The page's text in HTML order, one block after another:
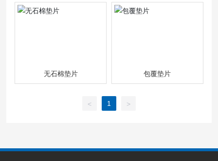
无石棉垫片 包覆垫片
< 1 >